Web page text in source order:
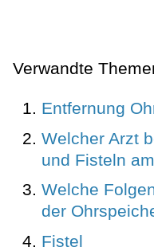
Verwandte
Entfernung
Welcher Arzt
und Fisteln
Welche
der
Fistel